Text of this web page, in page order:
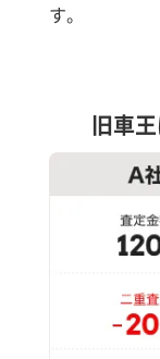
す。
旧車